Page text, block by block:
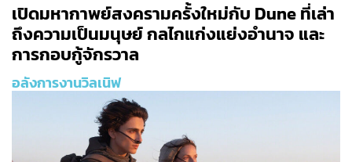
เปิดมหากาพย์สงครามครั้งใหม่กับ Dune ที่เล่า
ถึงความเป็นมนุษย์ กลไกแก่งแย่งอำนาจ และ
การกอบกู้จักรวาล
อลังการงานวิลเนิฟ